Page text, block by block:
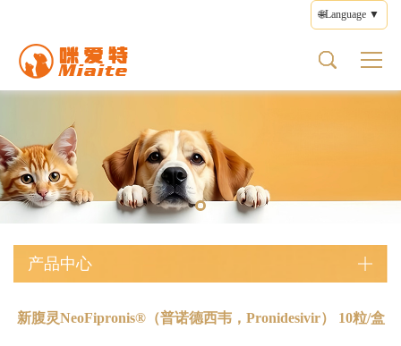
猫传腹揭秘
猫传腹类型
猫传腹类型
猫传腹治疗
品牌简介
品牌故事
宠物药品
宠物药品
健康护理
处方粮
疾病防治
意见反馈
隐私政策
编辑政策
🌐Language ▼
产品中心
新腹灵NeoFipronis®（普诺德西韦，Pronidesivir） 10粒/盒